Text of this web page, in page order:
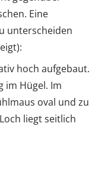
Eine
unterscheiden
hoch aufgebaut.
im Hügel. Im
oval und zu
liegt seitlich